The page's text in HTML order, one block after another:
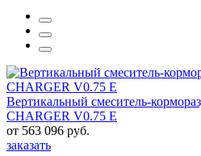
Вертикальный смеситель-
CHARGER V0.75 E
от 563 096 руб.
заказать